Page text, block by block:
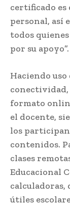
certificado
personal, así
todos
por su apoyo”.
Haciendo
conectividad,
formato
el docente,
los
contenidos.
clases
Educacional
calculadoras,
útiles